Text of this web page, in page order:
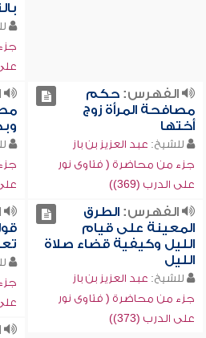
على
الفهرس:حكم
مصافحة المرأة زوج
أختها
للشيخ: عبد العزيز بن باز
جزء من محاضرة ( فتاوى نور
على الدرب (369))
على
الفهرس:الطرق
المعينة على قيام
الليل وكيفية قضاء صلاة
الليل
للشيخ: عبد العزيز بن باز
جزء من محاضرة ( فتاوى نور
على الدرب (373))
على